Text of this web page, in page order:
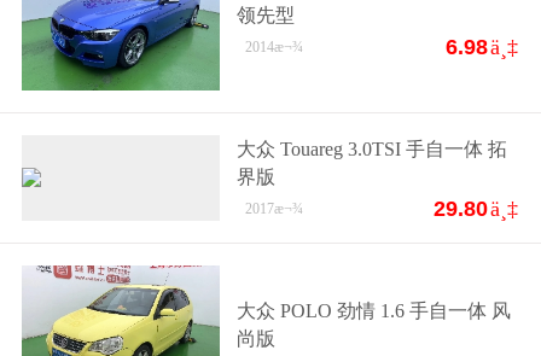
领先型
6.98ä¸‡
2014æ¬¾
大众 Touareg 3.0TSI 手自一体 拓
界版
29.80ä¸‡
2017æ¬¾
大众 POLO 劲情 1.6 手自一体 风
尚版